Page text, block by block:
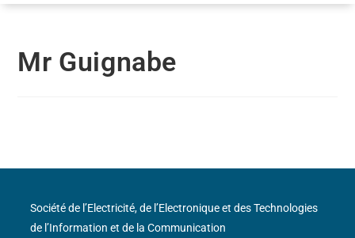
Mr Guignabe
Société de l’Electricité, de l’Electronique et des Technologies
de l’Information et de la Communication